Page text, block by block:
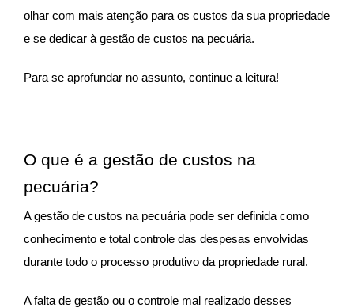
olhar com mais atenção para os custos da sua propriedade
e se dedicar à gestão de custos na pecuária.
Para se aprofundar no assunto, continue a leitura!
O que é a gestão de custos na
pecuária?
A gestão de custos na pecuária pode ser definida como
conhecimento e total controle das despesas envolvidas
durante todo o processo produtivo da propriedade rural.
A falta de gestão ou o controle mal realizado desses